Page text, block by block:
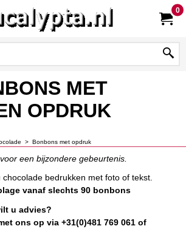
0
MET
OPDRUK
> Bonbons met opdruk
een bijzondere gebeurtenis.
bedrukken met foto of tekst.
vanaf slechts 90 bonbons
u advies?
ons op via +31(0)481 769 061 of